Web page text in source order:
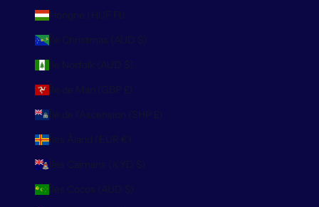
Hongrie (HUF Ft)
Île Christmas (AUD $)
Île Norfolk (AUD $)
Île de Man (GBP £)
Île de l’Ascension (SHP £)
Îles Åland (EUR €)
Îles Caïmans (KYD $)
Îles Cocos (AUD $)